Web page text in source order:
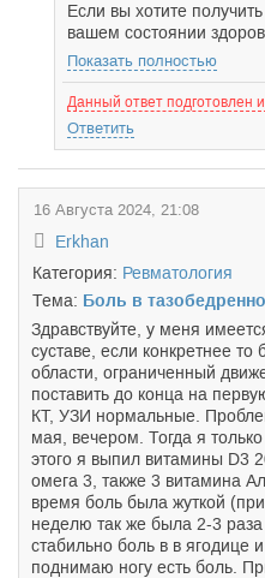
Если вы хотите
вашем состоянии
Показать полностью
Данный ответ подготовлен
Ответить
16 Августа 2024, 21:08
Erkhan
Категория: Ревматология
Тема: Боль в
Здравствуйте, у меня
суставе, если конкретнее то
области, ограниченный
поставить до конца на
КТ, УЗИ нормальные.
мая, вечером. Тогда я
этого я выпил витамины D3
омега 3, также 3 витамина
время боль была жуткой
неделю так же была 2-3
стабильно боль в в ягодице
поднимаю ногу есть боль.